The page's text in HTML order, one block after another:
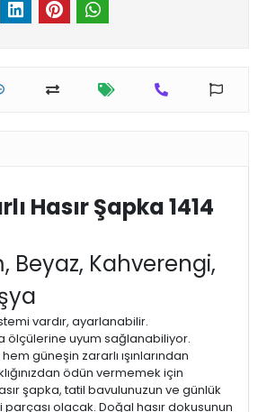
Hasır Şapka 1414
Beyaz, Kahverengi,
vardır, ayarlanabilir.
ölçülerine uyum sağlanabiliyor.
güneşin zararlı ışınlarından
ödün vermemek için
şapka, tatil bavulunuzun ve günlük
olacak. Doğal hasır dokusunun